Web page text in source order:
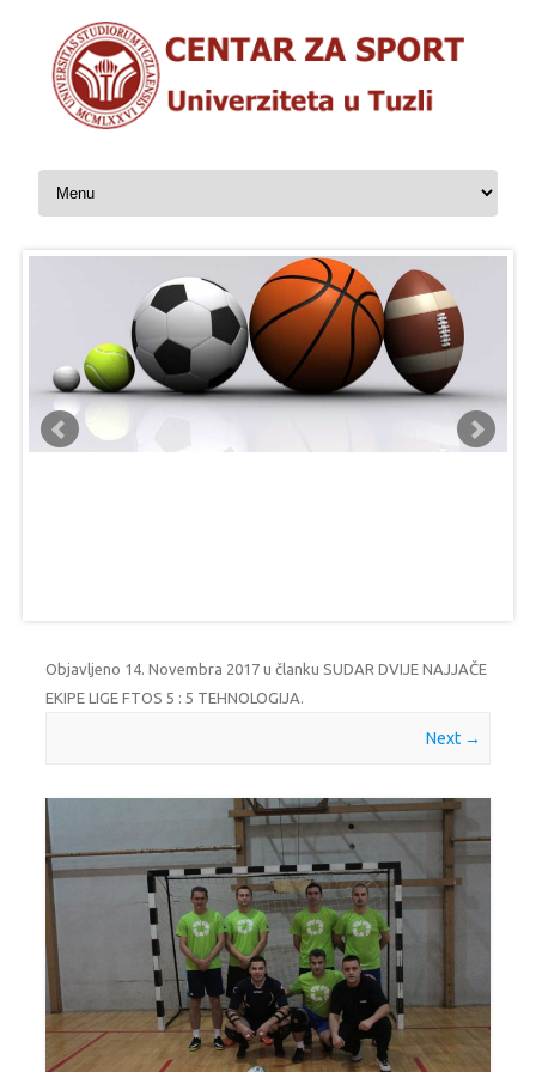
Skip to content
Objavljeno 14. Novembra 2017 u članku SUDAR DVIJE NAJJAČE
EKIPE LIGE FTOS 5 : 5 TEHNOLOGIJA
Next →